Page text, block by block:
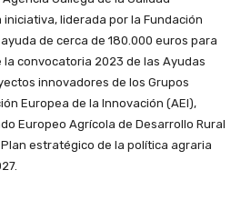
liderada por la Fundación
de cerca de 180.000 euros para
convocatoria 2023 de las Ayudas
innovadores de los Grupos
Europea de la Innovación (AEI),
Europeo Agrícola de Desarrollo Rural
estratégico de la política agraria